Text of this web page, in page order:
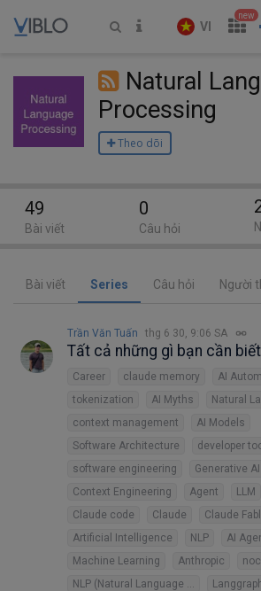
VI
new
Natural
Processing
Theo dõi
Bài viết Series Câu hỏi Người
Trần Văn Tuấn thg 6 30, 9:06 SA
Tất cả những gì bạn cần biết
Career claude memory
AI
tokenization
AI Myths
context management
AI Models
Software Architecture
developer
software engineering
Generative
Context Engineering
Agent LLM
Claude code
Claude Claude
Artificial Intelligence
NLP
AI
Machine Learning
Anthropic
NLP (Natural Language Processing)
49
Bài viết
0
Câu hỏi